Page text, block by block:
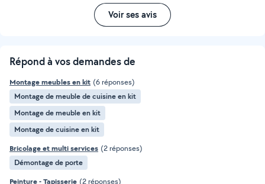
Voir ses avis
Répond à vos demandes de
Montage meubles en kit (6 réponses)
Montage de meuble de cuisine en kit
Montage de meuble en kit
Montage de cuisine en kit
Bricolage et multi services (2 réponses)
Démontage de porte
Peinture - Tapisserie (2 réponses)